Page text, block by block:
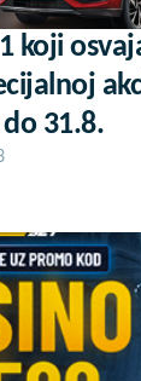
koji
31.8.